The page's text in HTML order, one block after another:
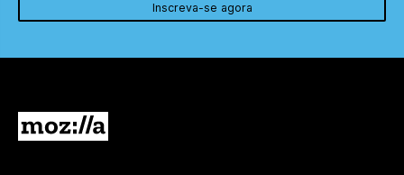
Inscreva-se agora